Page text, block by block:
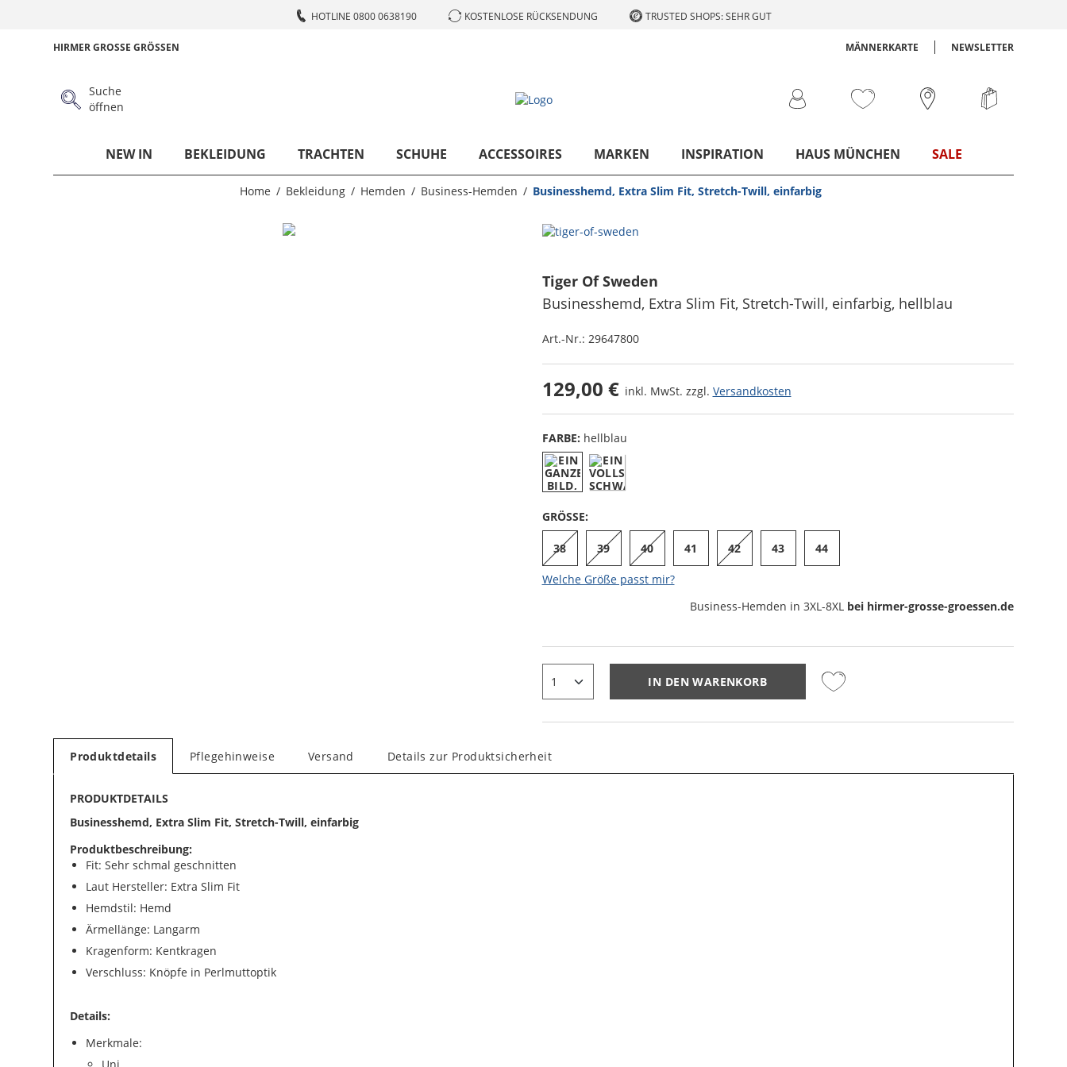
HOTLINE 0800 0638190 KOSTENLOSE RÜCKSENDUNG TRUSTED SHOPS: SEHR GUT
HIRMER GROSSE GRÖSSEN MÄNNERKARTE NEWSLETTER
Suche
öffnen
NEW IN BEKLEIDUNG TRACHTEN SCHUHE ACCESSOIRES MARKEN INSPIRATION HAUS MÜNCHEN SALE
Home Bekleidung Hemden Business-Hemden Businesshemd, Extra Slim Fit, Stretch-Twill, einfarbig
Tiger Of Sweden
Businesshemd, Extra Slim Fit, Stretch-Twill, einfarbig, hellblau
Art.-Nr.: 29647800
129,00 € inkl. MwSt. zzgl. Versandkosten
FARBE: hellblau
GRÖSSE:
38 39 40 41 42 43 44
Welche Größe passt mir?
Business-Hemden in 3XL-8XL bei hirmer-grosse-groessen.de
IN DEN WARENKORB
Produktdetails Pflegehinweise Versand Details zur Produktsicherheit
PRODUKTDETAILS
Businesshemd, Extra Slim Fit, Stretch-Twill, einfarbig
Produktbeschreibung:
Fit: Sehr schmal geschnitten
Laut Hersteller: Extra Slim Fit
Hemdstil: Hemd
Ärmellänge: Langarm
Kragenform: Kentkragen
Verschluss: Knöpfe in Perlmuttoptik
Details:
Merkmale: